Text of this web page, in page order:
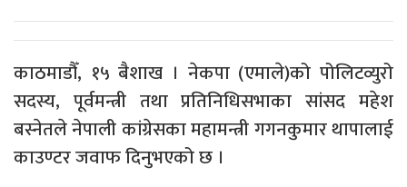
काठमाडौँ, १५ बैशाख । नेकपा (एमाले)को पोलिटव्युरो
सदस्य, पूर्वमन्त्री तथा प्रतिनिधिसभाका सांसद महेश
बस्नेतले नेपाली कांग्रेसका महामन्त्री गगनकुमार थापालाई
काउण्टर जवाफ दिनुभएको छ ।